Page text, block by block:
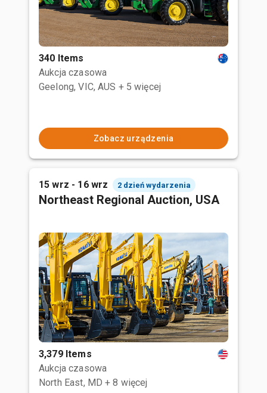
340 Items
Aukcja czasowa
Geelong, VIC, AUS + 5 więcej
Zobacz urządzenia
15 wrz - 16 wrz 2 dzień wydarzenia
Northeast Regional Auction, USA
3,379 Items
Aukcja czasowa
North East, MD + 8 więcej